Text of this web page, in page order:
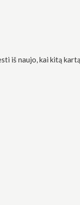
iš naujo, kai kitą